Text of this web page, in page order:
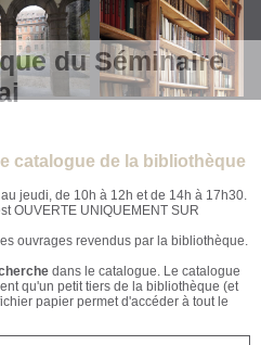
du Séminaire
catalogue de la bibliothèque
jeudi, de 10h à 12h et de 14h à 17h30.
OUVERTE UNIQUEMENT SUR
ouvrages revendus par la bibliothèque.
dans le catalogue. Le catalogue
qu'un petit tiers de la bibliothèque (et
papier permet d'accéder à tout le